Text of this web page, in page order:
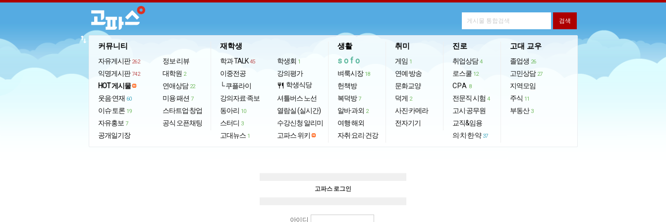
커뮤니티
자유게시판 262
익명게시판 742
HOT 게시물
웃음·연재 60
이슈·토론 19
자유홍보 7
공개일기장
정보·리뷰
대학원 2
연애상담 22
미용·패션 7
스타트업·창업
공식 오픈채팅
재학생
학과 TALK 45
이중전공
└ 쿠플라이
강의자료·족보
동아리 10
스터디 3
고대뉴스 1
학생회 1
강의평가
restaurant 학생식당
셔틀버스 노선
열람실 (실시간)
수강신청 알리미
고파스 위키
생활
sofo
벼룩시장 18
헌책방
복덕방 7
알바·과외 2
여행·해외
자취·요리·건강
취미
게임 1
연예·방송
문화교양
덕게 2
사진·카메라
전자기기
진로
취업상담 4
로스쿨 12
CPA 8
전문직 시험 4
고시·공무원
교직&임용
의·치·한·약 37
고대 교우
졸업생 26
고민상담 27
지역모임
주식 11
부동산 3
import_export
고파스 로그인
아이디